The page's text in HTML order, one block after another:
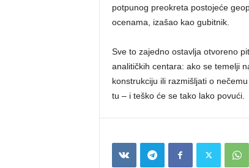
potpunog preokreta postojeće
ocenama, izašao kao gubitnik.
Sve to zajedno ostavlja otvoreno
analitičkih centara: ako se temelji
konstrukciju ili razmišljati o
tu – i teško će se tako lako povući.